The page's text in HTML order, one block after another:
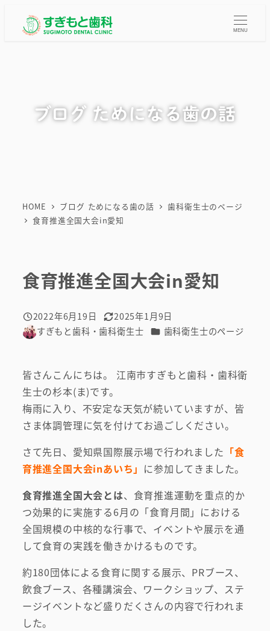
MENU
ブログ ためになる歯の話
HOME ブログ ためになる歯の話
歯科衛生士のページ
食育推進全国大会in愛知
食育推進全国大会in愛知
投稿日
2022年6月19日
更新日
2025年1月9日
著
すぎもと歯科・歯科衛生士 カテゴリー
歯科衛生士のページ
皆さんこんにちは。 江南市すぎもと歯科・歯科衛
生士の杉本(ま)です。
梅雨に入り、不安定な天気が続いていますが、皆
さま体調管理に気を付けてお過ごしください。
さて先日、愛知県国際展示場で行われました 「食
育推進全国大会inあいち 」 に参加してきました。
食育推進全国大会とは、食育推進運動を重点的か
つ効果的に実施する6月の「食育月間」における
全国規模の中核的な行事で、イベントや展示を通
して食育の実践を働きかけるものです。
約180団体による食育に関する展示、PRブース、
飲食ブース、各種講演会、ワークショップ、ステ
ージイベントなど盛りだくさんの内容で行われま
した。